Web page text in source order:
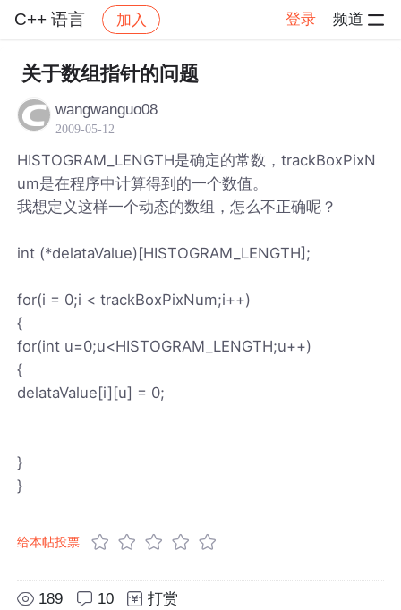
C++ 语言 加入 登录 频道
社区 C++ 语言 帖子详情
关于数组指针的问题
wangwanguo08
2009-05-12
HISTOGRAM_LENGTH是确定的常数，trackBoxPixN
um是在程序中计算得到的一个数值。
我想定义这样一个动态的数组，怎么不正确呢？
int (*delataValue)[HISTOGRAM_LENGTH];
for(i = 0;i < trackBoxPixNum;i++)
{
for(int u=0;u<HISTOGRAM_LENGTH;u++)
{
delataValue[i][u] = 0;
}
}
给本帖投票
189 10 打赏